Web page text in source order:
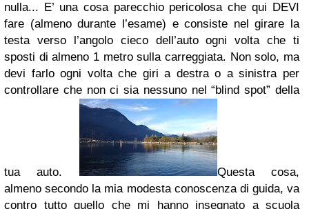
nulla... E’ una cosa parecchio pericolosa che qui DEVI
fare (almeno durante l’esame) e consiste nel girare la
testa verso l’angolo cieco dell’auto ogni volta che ti
sposti di almeno 1 metro sulla carreggiata. Non solo, ma
devi farlo ogni volta che giri a destra o a sinistra per
controllare che non ci sia nessuno nel “blind spot” della
tua auto.
Questa cosa,
almeno secondo la mia modesta conoscenza di guida, va
contro tutto quello che mi hanno insegnato a scuola